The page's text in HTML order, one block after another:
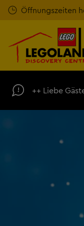
Zum Öffnungszeiten
++ Liebe